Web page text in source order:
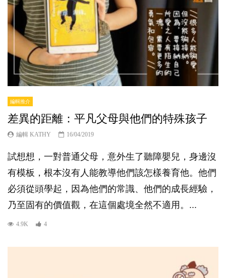
編輯推介
差異的距離：平凡父母與他們的特殊孩子
編輯 KATHY 16/04/2019
試想想，一對普通父母，意外生了聽障嬰兒，身邊沒
有模板，根本沒有人能教導他們該怎樣養育他。他們
必須從頭學起，因為他們的常識、他們的成長經驗，
乃至固有的價值觀，在這個處境全然不適用。...
4.9K 4